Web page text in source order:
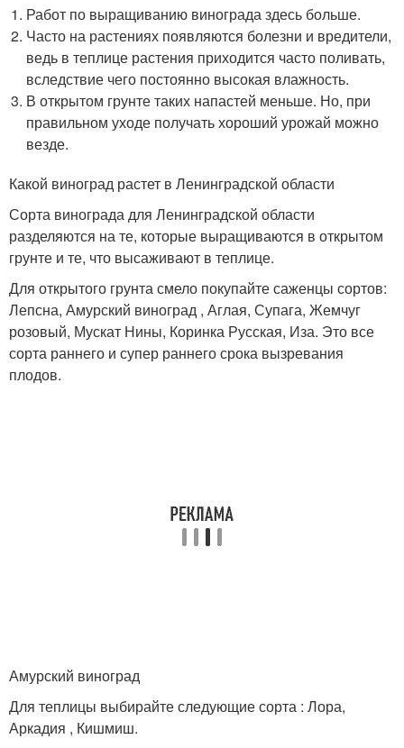
Работ по выращиванию винограда здесь больше.
Часто на растениях появляются болезни и вредители,
ведь в теплице растения приходится часто поливать,
вследствие чего постоянно высокая влажность.
В открытом грунте таких напастей меньше. Но, при
правильном уходе получать хороший урожай можно
везде.
Какой виноград растет в Ленинградской области
Сорта винограда для Ленинградской области
разделяются на те, которые выращиваются в открытом
грунте и те, что высаживают в теплице.
Для открытого грунта смело покупайте саженцы сортов:
Лепсна, Амурский виноград , Аглая, Супага, Жемчуг
розовый, Мускат Нины, Коринка Русская, Иза. Это все
сорта раннего и супер раннего срока вызревания
плодов.
Амурский виноград
Для теплицы выбирайте следующие сорта : Лора,
Аркадия , Кишмиш.